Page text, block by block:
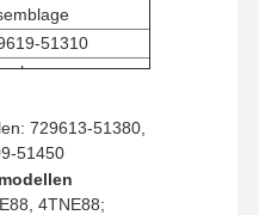
51310
Union, T/T
DHL/EMS/TNT/FedEx
729613-51380,
51450
4TNE88;